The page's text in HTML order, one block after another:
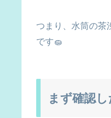
つまり、水筒の茶
です🧽
まず確認